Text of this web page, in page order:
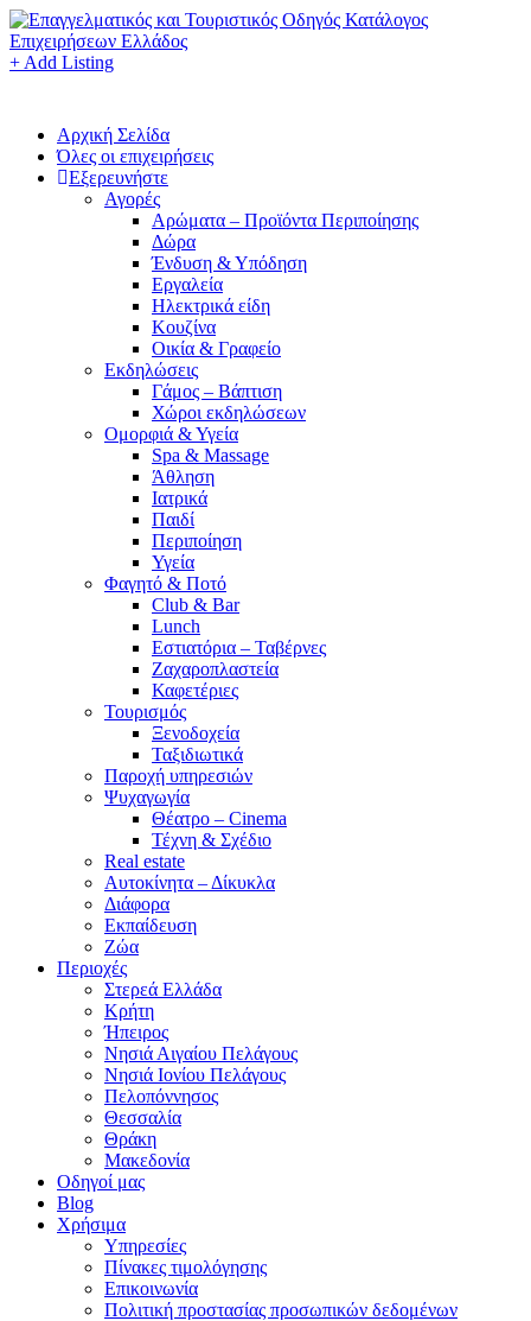
+ Add Listing
Αρχική Σελίδα
Όλες οι επιχειρήσεις
Εξερευνήστε
Αγορές
Αρώματα – Προϊόντα Περιποίησης
Δώρα
Ένδυση & Υπόδηση
Εργαλεία
Ηλεκτρικά είδη
Κουζίνα
Οικία & Γραφείο
Εκδηλώσεις
Γάμος – Βάπτιση
Χώροι εκδηλώσεων
Ομορφιά & Υγεία
Spa & Massage
Άθληση
Ιατρικά
Παιδί
Περιποίηση
Υγεία
Φαγητό & Ποτό
Club & Bar
Lunch
Εστιατόρια – Ταβέρνες
Ζαχαροπλαστεία
Καφετέριες
Τουρισμός
Ξενοδοχεία
Ταξιδιωτικά
Παροχή υπηρεσιών
Ψυχαγωγία
Θέατρο – Cinema
Τέχνη & Σχέδιο
Real estate
Αυτοκίνητα – Δίκυκλα
Διάφορα
Εκπαίδευση
Ζώα
Περιοχές
Στερεά Ελλάδα
Κρήτη
Ήπειρος
Νησιά Αιγαίου Πελάγους
Νησιά Ιονίου Πελάγους
Πελοπόννησος
Θεσσαλία
Θράκη
Μακεδονία
Οδηγοί μας
Blog
Χρήσιμα
Υπηρεσίες
Πίνακες τιμολόγησης
Επικοινωνία
Πολιτική προστασίας προσωπικών δεδομένων